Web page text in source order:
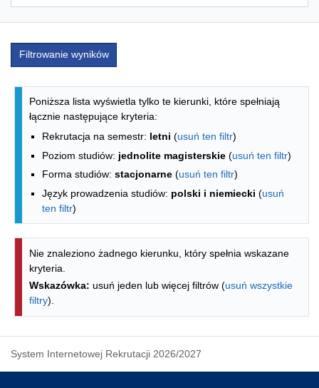
Filtrowanie wyników
Lista kierunków - spis według
Poniższa lista wyświetla tylko te kierunki, które spełniają
łącznie następujące kryteria:
Rekrutacja na semestr: letni (usuń ten filtr)
Poziom studiów: jednolite magisterskie (usuń ten filtr)
Forma studiów: stacjonarne (usuń ten filtr)
Język prowadzenia studiów: polski i niemiecki (usuń
ten filtr)
Nie znaleziono żadnego kierunku, który spełnia wskazane
kryteria.
Wskazówka: usuń jeden lub więcej filtrów (usuń wszystkie
filtry).
System Internetowej Rekrutacji 2026/2027